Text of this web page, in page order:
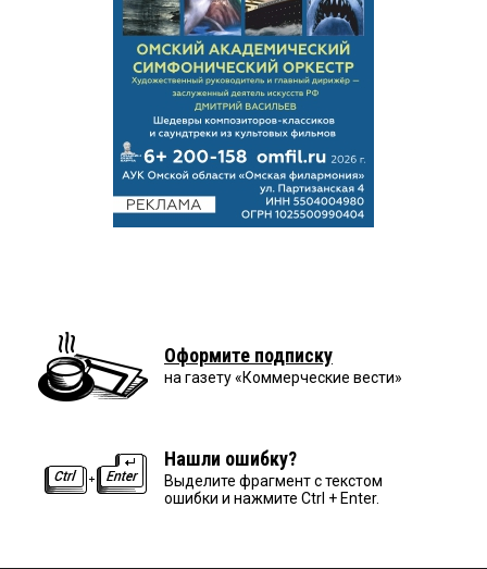
Оформите подписку
на газету «Коммерческие вести»
Нашли ошибку?
Выделите фрагмент с текстом
ошибки и нажмите Ctrl + Enter.